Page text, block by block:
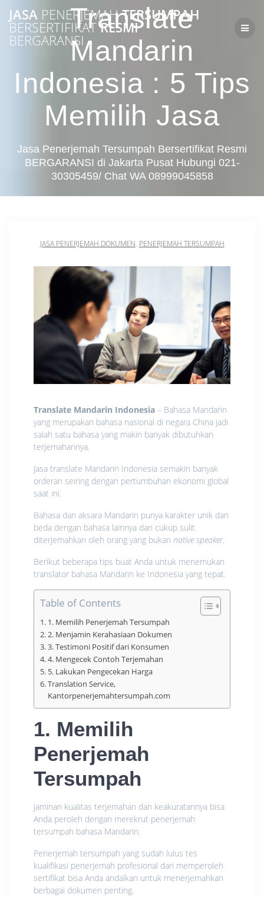
to
content
JASA PENERJEMAHTERSUMPAH
BERSERTIFIKATRESMI
BERGARANSI
Translate
Mandarin
Indonesia : 5 Tips
Memilih Jasa
Jasa Penerjemah Tersumpah Bersertifikat Resmi
BERGARANSI di Jakarta Pusat Hubungi 021-
30305459/ Chat WA 08999045858
JASA PENERJEMAH DOKUMEN, PENERJEMAH TERSUMPAH
Translate Mandarin Indonesia – Bahasa Mandarin
yang merupakan bahasa nasional di negara China jadi
salah satu bahasa yang makin banyak dibutuhkan
terjemahannya.
Jasa translate Mandarin Indonesia semakin banyak
orderan seiring dengan pertumbuhan ekonomi global
saat ini.
Bahasa dan aksara Mandarin punya karakter unik dan
beda dengan bahasa lainnya dan cukup sulit
diterjemahkan oleh orang yang bukan native speaker.
Berikut beberapa tips buat Anda untuk menemukan
translator bahasa Mandarin ke Indonesia yang tepat.
Table of Contents
1. Memilih Penerjemah Tersumpah
2. Menjamin Kerahasiaan Dokumen
3. Testimoni Positif dari Konsumen
4. Mengecek Contoh Terjemahan
5. Lakukan Pengecekan Harga
Translation Service,
Kantorpenerjemahtersumpah.com
1. Memilih
Penerjemah
Tersumpah
Jaminan kualitas terjemahan dan keakuratannya bisa
Anda peroleh dengan merekrut penerjemah
tersumpah bahasa Mandarin.
Penerjemah tersumpah yang sudah lulus tes
kualifikasi penerjemah profesional dan memperoleh
sertifikat bisa Anda andalkan untuk menerjemahkan
berbagai dokumen penting.